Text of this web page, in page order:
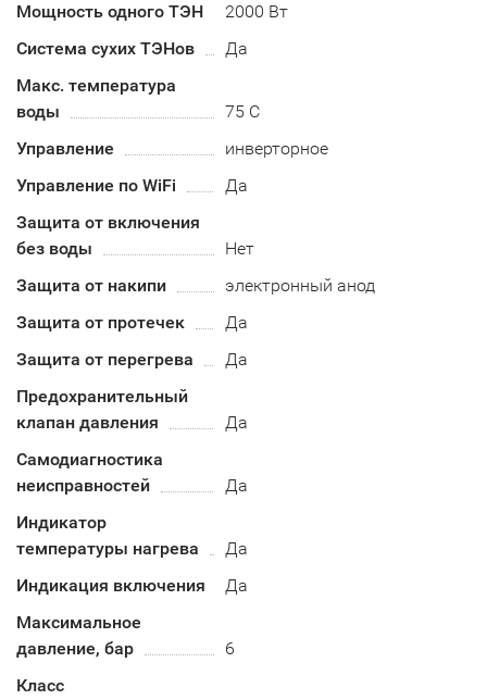
Мощность одного ТЭН
2000 Вт
Система сухих ТЭНов
Да
Макс. температура
воды
75 С
Управление
инверторное
Управление по WiFi
Да
Защита от включения
без воды
Нет
Защита от накипи
электронный анод
Защита от протечек
Да
Защита от перегрева
Да
Предохранительный
клапан давления
Да
Самодиагностика
неисправностей
Да
Индикатор
температуры нагрева
Да
Индикация включения
Да
Максимальное
давление, бар
6
Класс